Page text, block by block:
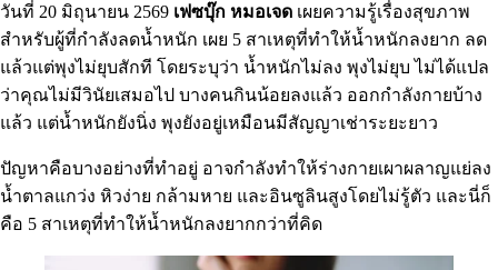
วันที่ 20 มิถุนายน 2569 เฟซบุ๊ก หมอเจด เผยความรู้เรื่องสุขภาพ
สำหรับผู้ที่กำลังลดน้ำหนัก เผย 5 สาเหตุที่ทำให้น้ำหนักลงยาก ลด
แล้วแต่พุงไม่ยุบสักที โดยระบุว่า น้ำหนักไม่ลง พุงไม่ยุบ ไม่ได้แปล
ว่าคุณไม่มีวินัยเสมอไป บางคนกินน้อยลงแล้ว ออกกำลังกายบ้าง
แล้ว แต่น้ำหนักยังนิ่ง พุงยังอยู่เหมือนมีสัญญาเช่าระยะยาว
ปัญหาคือบางอย่างที่ทำอยู่ อาจกำลังทำให้ร่างกายเผาผลาญแย่ลง
น้ำตาลแกว่ง หิวง่าย กล้ามหาย และอินซูลินสูงโดยไม่รู้ตัว และนี่ก็
คือ 5 สาเหตุที่ทำให้น้ำหนักลงยากกว่าที่คิด